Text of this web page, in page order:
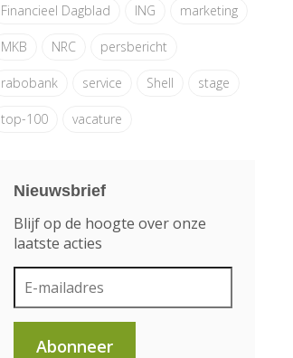
Financieel Dagblad ING marketing
MKB NRC persbericht
rabobank service Shell stage
top-100 vacature
Nieuwsbrief
Blijf op de hoogte over onze
laatste acties
Abonneer